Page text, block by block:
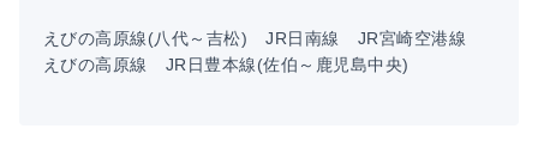
えびの高原線(八代～吉松) JR日南線
JR宮崎空港線
えびの高原線
JR日豊本線(佐伯～鹿児島中央)